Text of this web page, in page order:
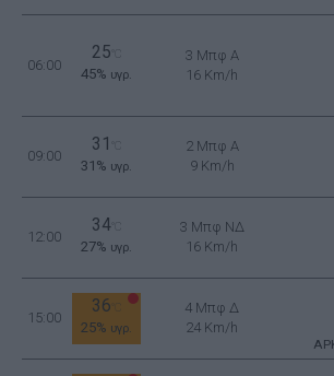
06:00
25
45% υγρ.
3 Μπφ Α
16 Km/h
09:00
31
31% υγρ.
2 Μπφ Α
9 Km/h
12:00
34°C
27% υγρ.
3 Μπφ ΝΔ
16 Km/h
15:00
36
25% υγρ.
4 Μπφ Δ
24 Km/h